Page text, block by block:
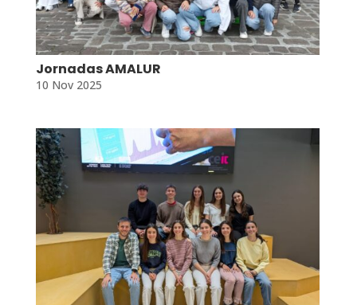
Jornadas AMALUR
10 Nov 2025